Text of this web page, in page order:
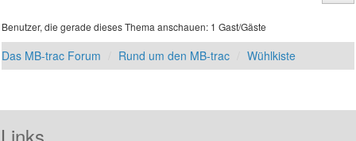
Benutzer, die gerade dieses Thema anschauen: 1 Gast/Gäste
Das MB-trac Forum Rund um den MB-trac Wühlkiste